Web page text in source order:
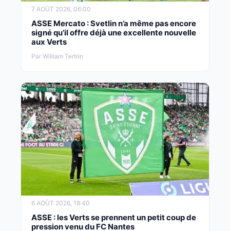
7 AOÛT 2026, 06:00
ASSE Mercato : Svetlin n’a même pas encore
signé qu’il offre déjà une excellente nouvelle
aux Verts
Par William Tertrin
6 AOÛT 2026, 18:40
ASSE : les Verts se prennent un petit coup de
pression venu du FC Nantes